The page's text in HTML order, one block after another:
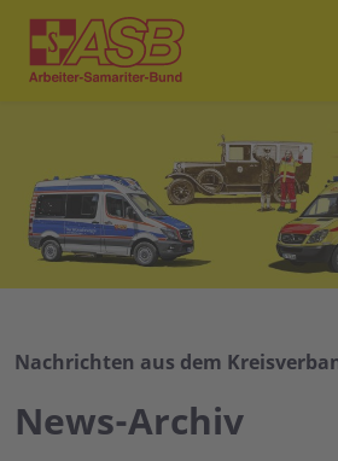
Nachrichten aus dem
News-Archiv